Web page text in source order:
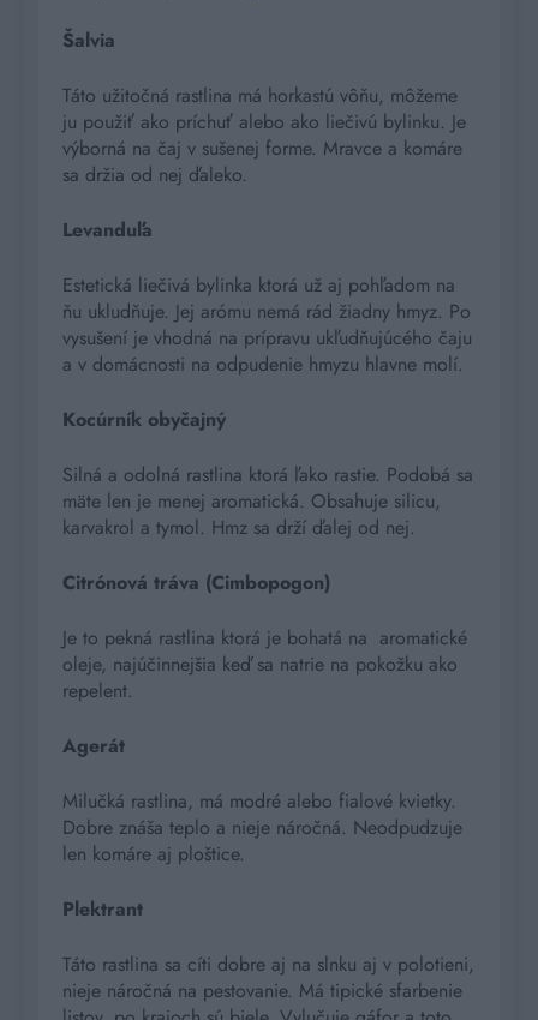
Šalvia
Táto užitočná rastlina má horkastú vôňu, môžeme
ju použiť ako príchuť alebo ako liečivú bylinku. Je
výborná na čaj v sušenej forme. Mravce a komáre
sa držia od nej ďaleko.
Levanduľa
Estetická liečivá bylinka ktorá už aj pohľadom na
ňu ukludňuje. Jej arómu nemá rád žiadny hmyz. Po
vysušení je vhodná na prípravu ukľudňujúcého čaju
a v domácnosti na odpudenie hmyzu hlavne molí.
Kocúrník obyčajný
Silná a odolná rastlina ktorá ľako rastie. Podobá sa
mäte len je menej aromatická. Obsahuje silicu,
karvakrol a tymol. Hmz sa drží ďalej od nej.
Citrónová tráva (Cimbopogon)
Je to pekná rastlina ktorá je bohatá na aromatické
oleje, najúčinnejšia keď sa natrie na pokožku ako
repelent.
Agerát
Milučká rastlina, má modré alebo fialové kvietky.
Dobre znáša teplo a nieje náročná. Neodpudzuje
len komáre aj ploštice.
Plektrant
Táto rastlina sa cíti dobre aj na slnku aj v polotieni,
nieje náročná na pestovanie. Má tipické sfarbenie